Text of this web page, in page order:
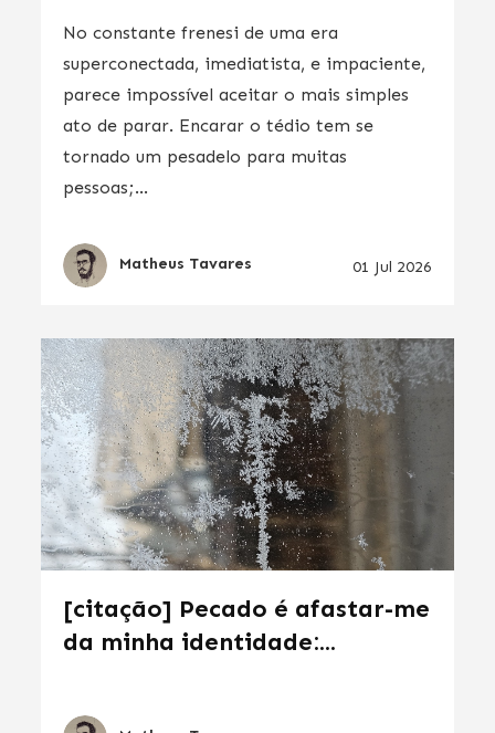
No constante frenesi de uma era
superconectada, imediatista, e impaciente,
parece impossível aceitar o mais simples
ato de parar. Encarar o tédio tem se
tornado um pesadelo para muitas
pessoas;...
Matheus Tavares 01 Jul 2026
[citação] Pecado é afastar-me
da minha identidade:...